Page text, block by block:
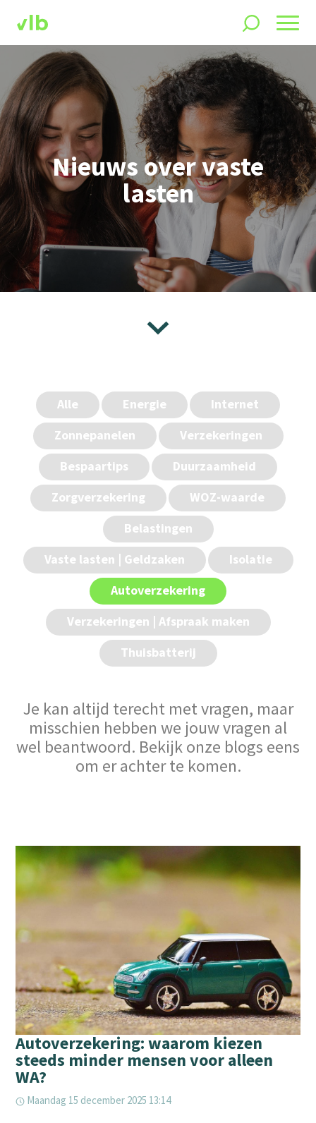
Nieuws over vaste
lasten
Alle Energie
Internet
Zonnepanelen
Verzekeringen
Bespaartips
Duurzaamheid
Zorgverzekering
WOZ-waarde
Belastingen
Vaste lasten | Geldzaken
Isolatie
Autoverzekering
Verzekeringen | Afspraak maken
Thuisbatterij
Je kan altijd terecht met vragen, maar
misschien hebben we jouw vragen al
wel beantwoord. Bekijk onze blogs eens
om er achter te komen.
Autoverzekering: waarom kiezen
steeds minder mensen voor alleen
WA?
Maandag 15 december 2025 13:14